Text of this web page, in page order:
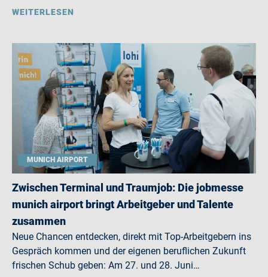
WEITERLESEN
MUNICH AIRPORT
Zwischen Terminal und Traumjob: Die jobmesse
munich airport bringt Arbeitgeber und Talente
zusammen
Neue Chancen entdecken, direkt mit Top-Arbeitgebern ins
Gespräch kommen und der eigenen beruflichen Zukunft
frischen Schub geben: Am 27. und 28. Juni…